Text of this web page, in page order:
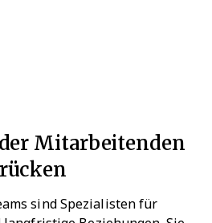
Mitarbeitenden
sind Spezialisten für